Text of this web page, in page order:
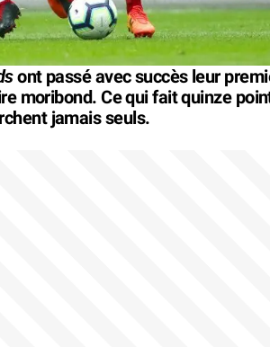
ont passé avec succès leur
moribond. Ce qui fait quinze
jamais seuls.